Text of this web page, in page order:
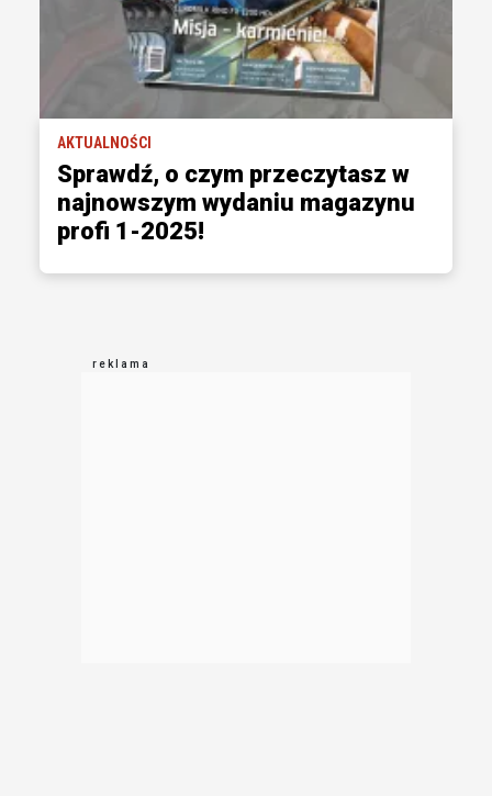
AKTUALNOŚCI
Sprawdź, o czym przeczytasz w
najnowszym wydaniu magazynu
profi 1-2025!